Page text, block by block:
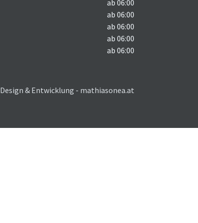
ab 06:00
ab 06:00
ab 06:00
ab 06:00
ab 06:00
Design & Entwicklung - mathiasonea.at